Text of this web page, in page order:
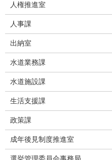
人権推進室
人事課
出納室
水道業務課
水道施設課
生活支援課
政策課
成年後見制度推進室